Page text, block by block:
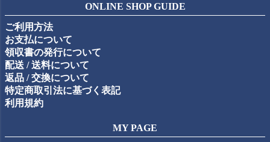
ップ
ONLINE SHOP GUIDE
ご利用方法
お支払について
領収書の発行について
配送 / 送料について
返品 / 交換について
特定商取引法に基づく表記
利用規約
MY PAGE